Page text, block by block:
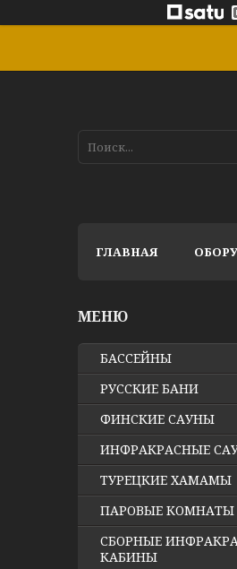
ГЛАВНАЯ
БАССЕЙНЫ
РУССКИЕ БАНИ
ФИНСКИЕ САУНЫ
ИНФРАКРАСНЫЕ
ТУРЕЦКИЕ ХАМАМЫ
ПАРОВЫЕ КОМНАТЫ
СБОРНЫЕ
КАБИНЫ